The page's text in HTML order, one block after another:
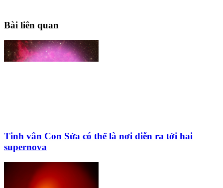
Bài liên quan
Tinh vân Con Sứa có thể là nơi diễn ra tới hai
supernova